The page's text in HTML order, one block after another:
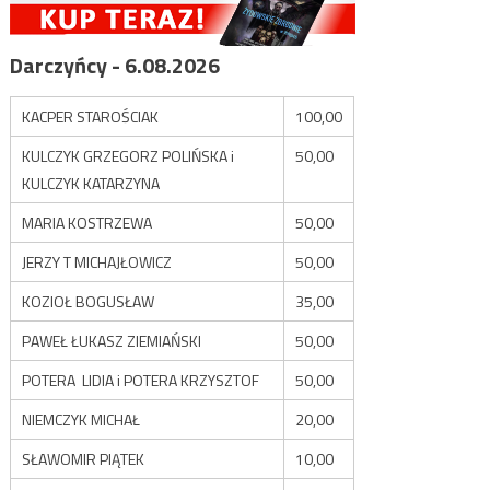
Darczyńcy - 6.08.2026
KACPER STAROŚCIAK
100,00
KULCZYK GRZEGORZ POLIŃSKA i
KULCZYK KATARZYNA
50,00
MARIA KOSTRZEWA
50,00
JERZY T MICHAJŁOWICZ
50,00
KOZIOŁ BOGUSŁAW
35,00
PAWEŁ ŁUKASZ ZIEMIAŃSKI
50,00
POTERA LIDIA i POTERA KRZYSZTOF
50,00
NIEMCZYK MICHAŁ
20,00
SŁAWOMIR PIĄTEK
10,00